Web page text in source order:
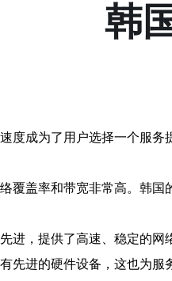
韩
度成为了用户选择一个服
覆盖率和带宽非常高。韩
进，提供了高速、稳定的网
先进的硬件设备，这也为服